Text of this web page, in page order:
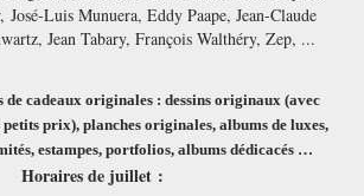
Luis Munuera, Eddy Paape, Jean-Claude
Jean Tabary, François Walthéry, Zep, ...
de cadeaux originales : dessins originaux (avec
prix), planches originales, albums de luxes,
estampes, portfolios, albums dédicacés …
Horaires de juillet :